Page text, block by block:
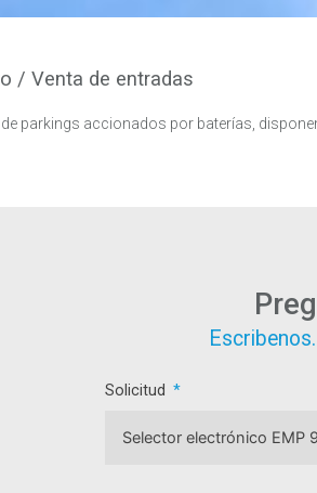
/ Venta de entradas
parkings accionados por baterías,
Solicitud